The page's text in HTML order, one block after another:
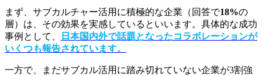
まず、サブカルチャー活用に積極的な企業（回答で18%の
層）は、その効果を実感しているといいます。具体的な成功
事例として、
日本国内外で話題となったコラボレーションが
いくつも報告されています。
一方で、まだサブカル活用に踏み切れていない企業が3割強